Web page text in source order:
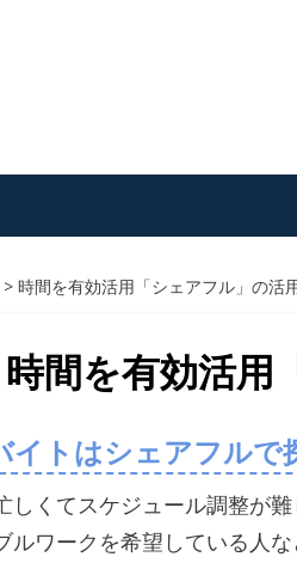
> 時間を有効活用「シェアフル」の活
時間を有効活用
イトはシェアフルで
しくてスケジュール調整が
ルワークを希望している人